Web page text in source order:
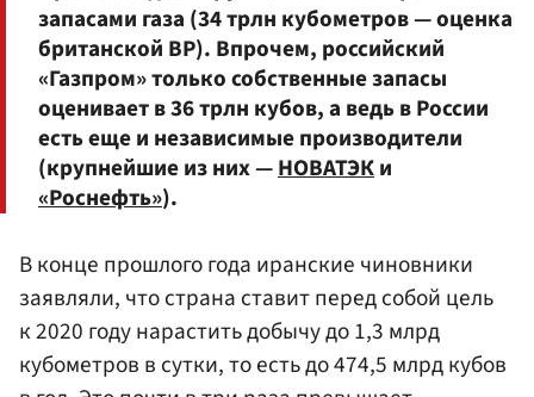
запасами газа (34 трлн кубометров — оценка
британской ВР). Впрочем, российский
«Газпром» только собственные запасы
оценивает в 36 трлн кубов, а ведь в России
есть еще и независимые производители
(крупнейшие из них —НОВАТЭКи
«Роснефть»).
В конце прошлого года иранские чиновники
заявляли, что страна ставит перед собой цель
к 2020 году нарастить добычу до 1,3 млрд
кубометров в сутки, то есть до 474,5 млрд кубов